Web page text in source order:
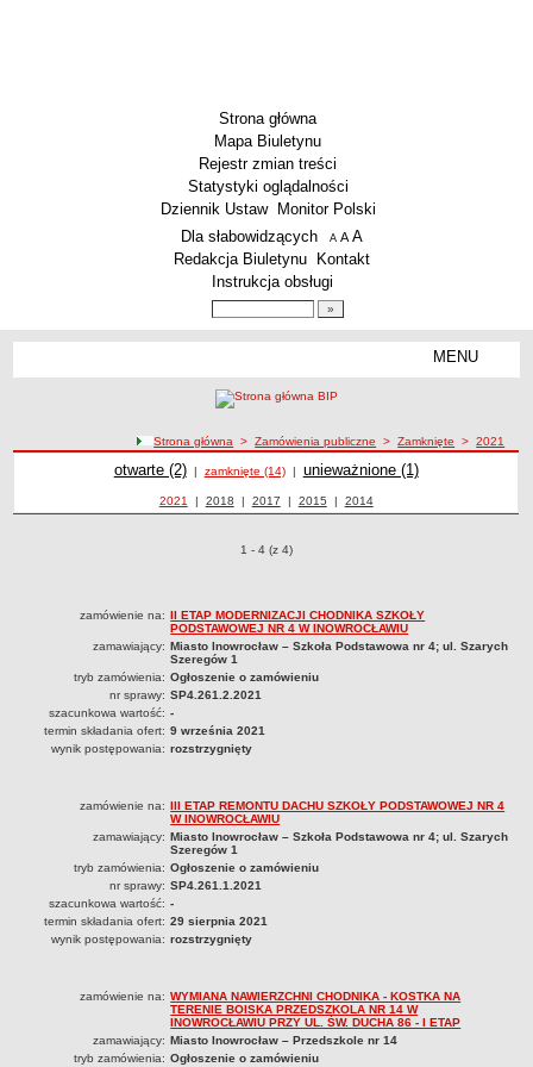
Strona główna
Mapa Biuletynu
Rejestr zmian treści
Statystyki oglądalności
Dziennik Ustaw
Monitor Polski
Menu dodatkowe
Dla słabowidzących A pomniejsz czcionkę
A standardowy rozmiar czcionki
A
Redakcja Biuletynu
Kontakt
Instrukcja obsługi
MENU
PONOWNE WYKORZYSTYWANIE
PLACÓWKI OŚWIATOWE
Przedszkola
Szkoły Podstawowe
Zarządzenia 2014
Zarządzenia 2015
Zarządzenia 2016
Zarządzenia 2017
Zarządzenia 2018
Zarządzenia 2023
Zarządzenia 2024
Zarządzenia 2025
Kontrola zarządcza
Sprawozdania finansowe
ścieżka nawigacji
Strona główna >Zamówienia publiczne >Zamknięte >2021
Zamówienia publiczne zamknięte z 2021 roku
Zamówienia publiczne
otwarte (2)| Zamówienia publiczne
zamknięte (14)| Zamówienia publiczne
unieważnione (1)
Zamówienia publiczne z roku
2021 | Zamówienia publiczne z roku
2018 | Zamówienia publiczne z roku
2017 | Zamówienia publiczne z roku
2015 | Zamówienia publiczne z roku
2014
Zamówienia publiczne o pozycjach
1 - 4 (z 4)
zamówienie na: II ETAP MODERNIZACJI CHODNIKA SZKOŁY
PODSTAWOWEJ NR 4 W INOWROCŁAWIU
zamawiający: Miasto Inowrocław – Szkoła Podstawowa nr 4; ul. Szarych
Szeregów 1
tryb zamówienia: Ogłoszenie o zamówieniu
nr sprawy: SP4.261.2.2021
szacunkowa wartość: -
termin składania ofert: 9 września 2021
wynik postępowania: rozstrzygnięty
zamówienie na: III ETAP REMONTU DACHU SZKOŁY PODSTAWOWEJ NR 4
W INOWROCŁAWIU
zamawiający: Miasto Inowrocław – Szkoła Podstawowa nr 4; ul. Szarych
Szeregów 1
tryb zamówienia: Ogłoszenie o zamówieniu
nr sprawy: SP4.261.1.2021
szacunkowa wartość: -
termin składania ofert: 29 sierpnia 2021
wynik postępowania: rozstrzygnięty
zamówienie na: WYMIANA NAWIERZCHNI CHODNIKA - KOSTKA NA
TERENIE BOISKA PRZEDSZKOLA NR 14 W
INOWROCŁAWIU PRZY UL. ŚW. DUCHA 86 - I ETAP
zamawiający: Miasto Inowrocław – Przedszkole nr 14
tryb zamówienia: Ogłoszenie o zamówieniu